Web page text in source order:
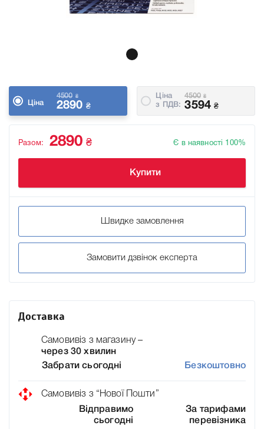
Ціна
4500 ₴
2890 ₴
Ціна
з ПДВ:
4500 ₴
3594 ₴
Є в наявності 100%
Разом: 2890 ₴
Купити
Швидке замовлення
Замовити дзвінок експерта
Доставка
Самовивіз з магазину –
через 30 хвилин
Забрати сьогодні
Безкоштовно
Самовивіз з “Нової Пошти”
Відправимо
сьогодні
За тарифами
перевізника